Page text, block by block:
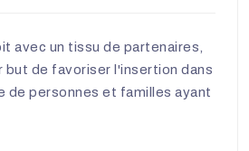
avec un tissu de partenaires,
but de favoriser l'insertion dans
de personnes et familles ayant